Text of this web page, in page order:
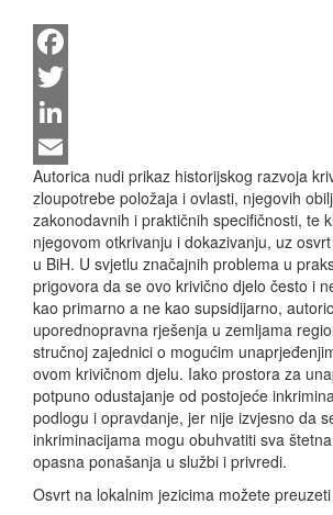
Facebook
Twitter
LinkedIn
Email
Autorica nudi prikaz historijskog razvoja
zloupotrebe položaja i ovlasti, njegovih
zakonodavnih i praktičnih specifičnosti, te
njegovom otkrivanju i dokazivanju, uz
u BiH. U svjetlu značajnih problema u
prigovora da se ovo krivično djelo često i
kao primarno a ne kao supsidijarno,
uporednopravna rješenja u zemljama
stručnoj zajednici o mogućim
ovom krivičnom djelu. Iako prostora za
potpuno odustajanje od postojeće
podlogu i opravdanje, jer nije izvjesno da
inkriminacijama mogu obuhvatiti sva
opasna ponašanja u službi i privredi.
Osvrt na lokalnim jezicima možete preuzeti